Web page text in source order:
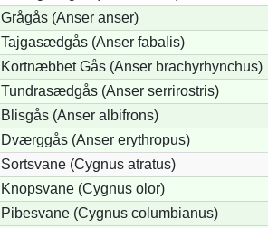
Grågås (Anser anser)
Tajgasædgås (Anser fabalis)
Kortnæbbet Gås (Anser brachyrhynchus)
Tundrasædgås (Anser serrirostris)
Blisgås (Anser albifrons)
Dværggås (Anser erythropus)
Sortsvane (Cygnus atratus)
Knopsvane (Cygnus olor)
Pibesvane (Cygnus columbianus)